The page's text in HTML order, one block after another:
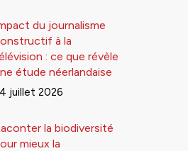
du journalisme
à la
: ce que révèle
étude néerlandaise
juillet 2026
la biodiversité
mieux la